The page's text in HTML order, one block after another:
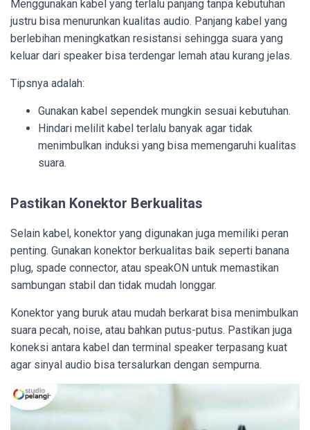
Menggunakan kabel yang terlalu panjang tanpa kebutuhan
justru bisa menurunkan kualitas audio. Panjang kabel yang
berlebihan meningkatkan resistansi sehingga suara yang
keluar dari speaker bisa terdengar lemah atau kurang jelas.
Tipsnya adalah:
Gunakan kabel sependek mungkin sesuai kebutuhan.
Hindari melilit kabel terlalu banyak agar tidak
menimbulkan induksi yang bisa memengaruhi kualitas
suara.
Pastikan Konektor Berkualitas
Selain kabel, konektor yang digunakan juga memiliki peran
penting. Gunakan konektor berkualitas baik seperti banana
plug, spade connector, atau speakON untuk memastikan
sambungan stabil dan tidak mudah longgar.
Konektor yang buruk atau mudah berkarat bisa menimbulkan
suara pecah, noise, atau bahkan putus-putus. Pastikan juga
koneksi antara kabel dan terminal speaker terpasang kuat
agar sinyal audio bisa tersalurkan dengan sempurna.